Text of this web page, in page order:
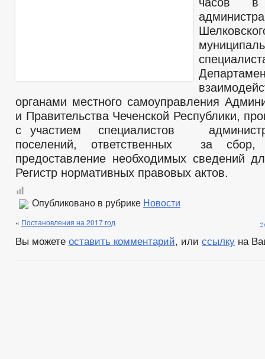
органами местного самоуправления
и Правительства Чеченской Республики,
с участием специалистов
поселений, ответственных за сбор,
предоставление необходимых сведений
Регистр нормативных правовых актов.
Опубликовано в рубрике Новости
« Постановления на 2017 год
Вы можете оставить комментарий, или ссылку на